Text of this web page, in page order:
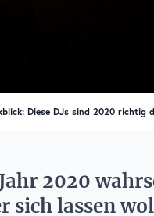
Diese DJs sind 2020 richtig
2020
sich lassen